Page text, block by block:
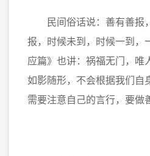
民间俗话说：善有善报
报，时候未到，时候一到，
应篇》也讲：祸福无门，唯
如影随形，不会根据我们自
需要注意自己的言行，要做